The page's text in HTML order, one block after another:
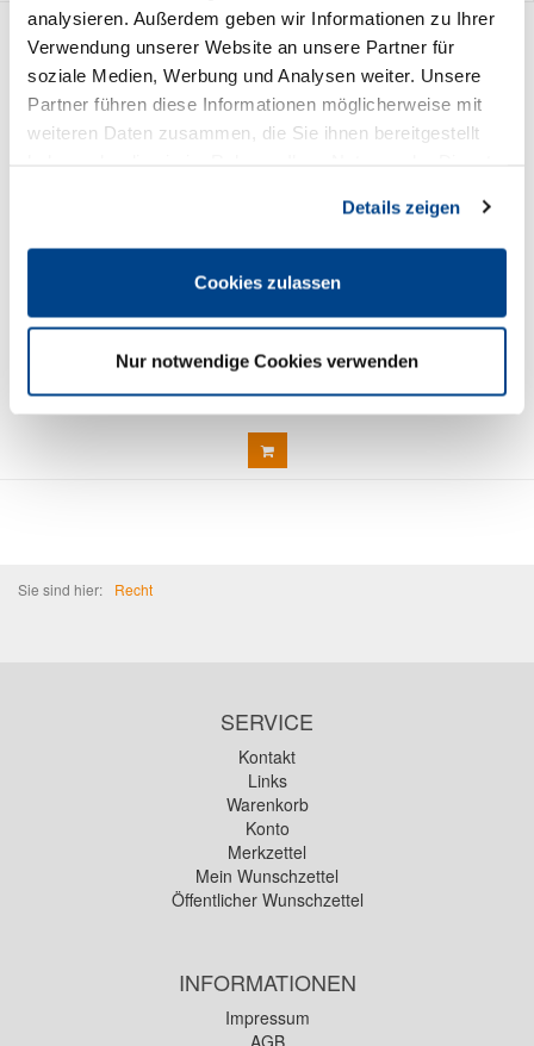
analysieren. Außerdem geben wir Informationen zu Ihrer
Verwendung unserer Website an unsere Partner für
soziale Medien, Werbung und Analysen weiter. Unsere
Partner führen diese Informationen möglicherweise mit
weiteren Daten zusammen, die Sie ihnen bereitgestellt
Cookies, wenn Sie unsere Webseite weiterhin nutzen.
Details zeigen
Cookies zulassen
Nur notwendige Cookies verwenden
Allgemeines Gleichbehandlungsgesetz
Sie sind hier: Recht
SERVICE
Kontakt
Links
Warenkorb
Konto
Merkzettel
Mein Wunschzettel
Öffentlicher Wunschzettel
INFORMATIONEN
Impressum
AGB